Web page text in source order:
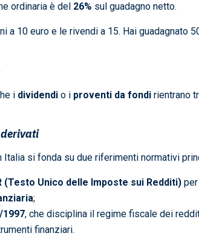
ordinaria è del 26% sul guadagno netto.
a 10 euro e le rivendi a 15. Hai guadagnato
i dividendi o i proventi da fondi rientrano
derivati
Italia si fonda su due riferimenti normativi
(Testo Unico delle Imposte sui Redditi)
;
1997, che disciplina il regime fiscale dei
finanziari.